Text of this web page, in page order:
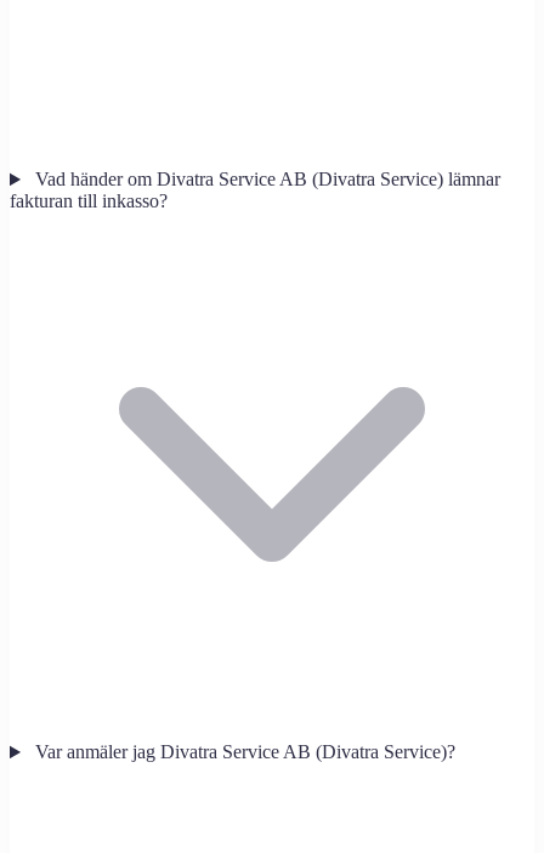
Vad händer om Divatra Service AB (Divatra Service) lämnar
fakturan till inkasso?
Var anmäler jag Divatra Service AB (Divatra Service)?